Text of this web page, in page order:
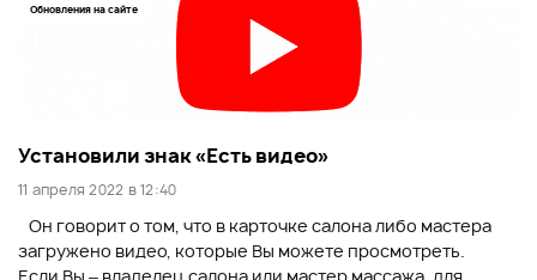
Обновления на сайте
Установили знак «Есть видео»
11 апреля 2022 в 12:40
Он говорит о том, что в карточке салона либо мастера
загружено видео, которые Вы можете просмотреть.
Если Вы – владелец салона или мастер массажа, для